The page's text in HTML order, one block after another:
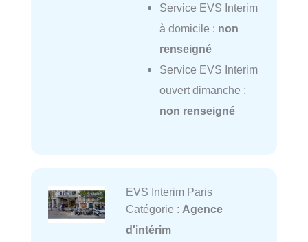
Service EVS Interim
à domicile : non
renseigné
Service EVS Interim
ouvert dimanche :
non renseigné
EVS Interim Paris
Catégorie : Agence
d'intérim